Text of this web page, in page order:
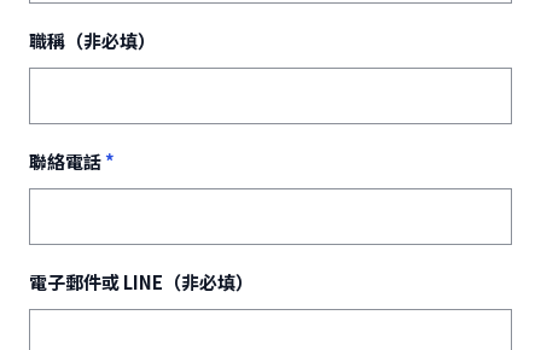
職稱（非必填）
聯絡電話*
電子郵件或 LINE（非必填）